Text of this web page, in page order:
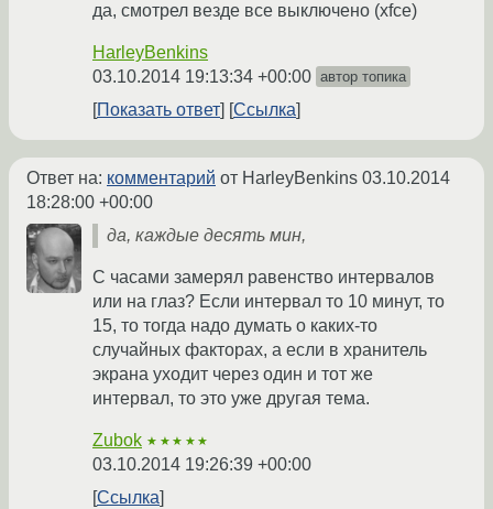
да, смотрел везде все выключено (xfce)
HarleyBenkins
03.10.2014 19:13:34 +00:00 автор топика
Показать ответ Ссылка
Ответ на: комментарий от HarleyBenkins 03.10.2014
18:28:00 +00:00
да, каждые десять мин,
С часами замерял равенство интервалов
или на глаз? Если интервал то 10 минут, то
15, то тогда надо думать о каких-то
случайных факторах, а если в хранитель
экрана уходит через один и тот же
интервал, то это уже другая тема.
Zubok ★★★★★
03.10.2014 19:26:39 +00:00
Ссылка